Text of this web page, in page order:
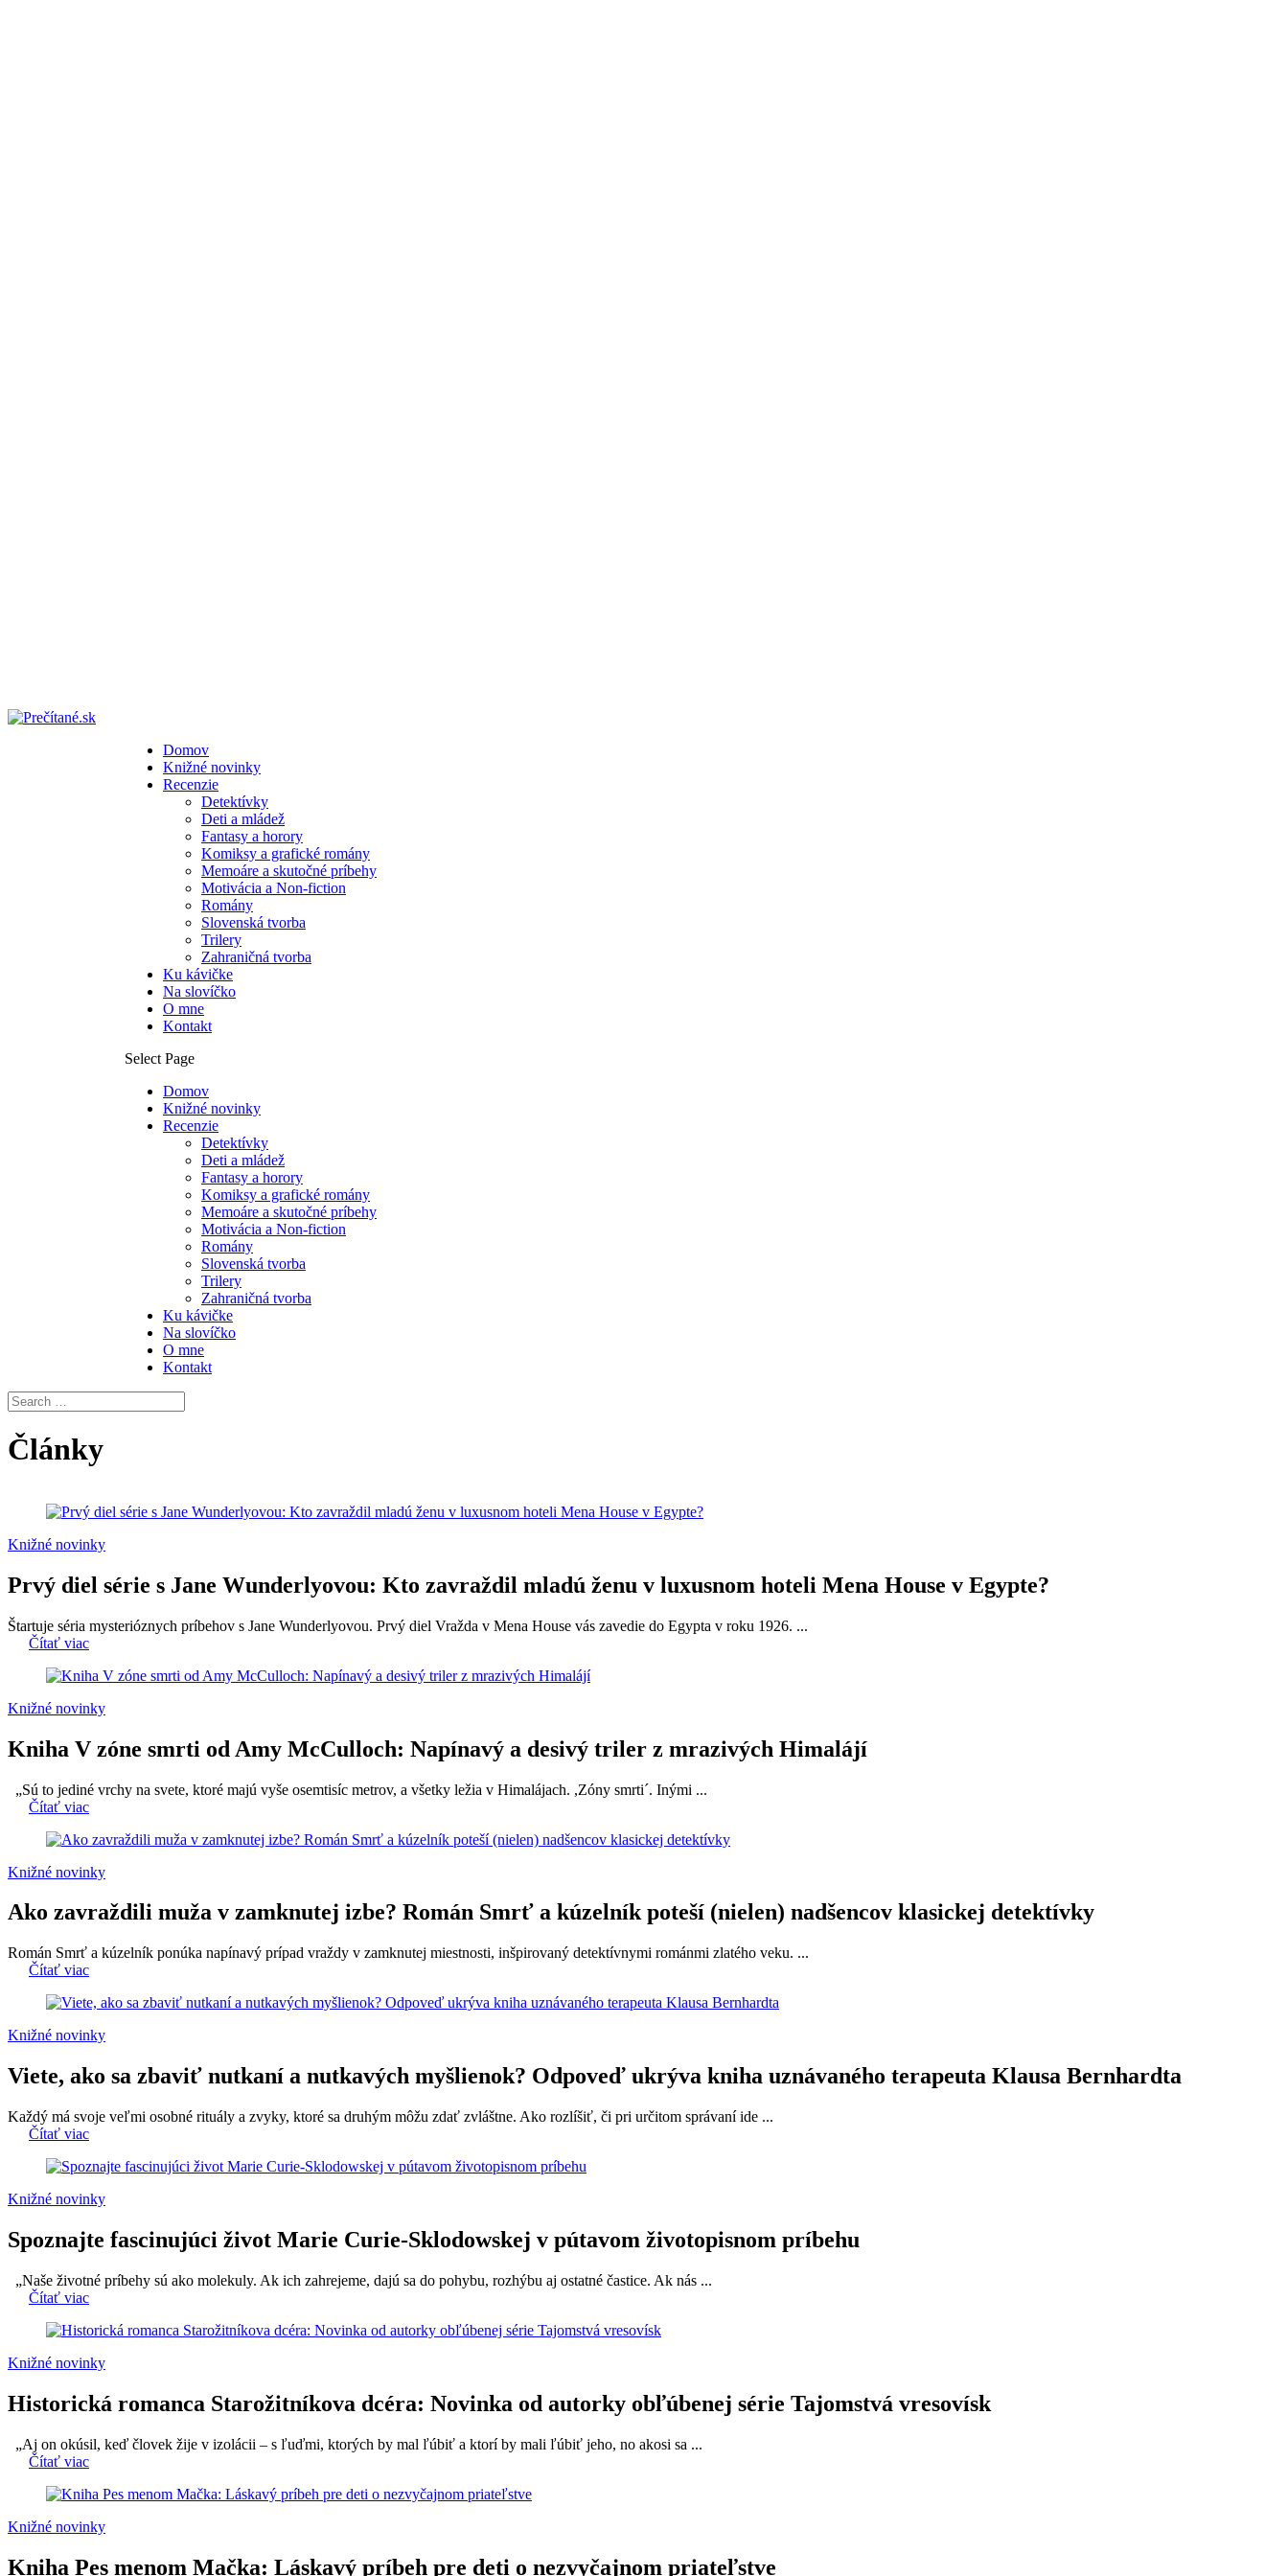
Domov
Knižné novinky
Recenzie
Detektívky
Deti a mládež
Fantasy a horory
Komiksy a grafické romány
Memoáre a skutočné príbehy
Motivácia a Non-fiction
Romány
Slovenská tvorba
Trilery
Zahraničná tvorba
Ku kávičke
Na slovíčko
O mne
Kontakt
Select Page
Domov
Knižné novinky
Recenzie
Detektívky
Deti a mládež
Fantasy a horory
Komiksy a grafické romány
Memoáre a skutočné príbehy
Motivácia a Non-fiction
Romány
Slovenská tvorba
Trilery
Zahraničná tvorba
Ku kávičke
Na slovíčko
O mne
Kontakt
Články
Knižné novinky
Prvý diel série s Jane Wunderlyovou: Kto zavraždil mladú ženu v luxusnom hoteli Mena House v Egypte?
Štartuje séria mysterióznych príbehov s Jane Wunderlyovou. Prvý diel Vražda v Mena House vás zavedie do Egypta v roku 1926. ...
Čítať viac
Knižné novinky
Kniha V zóne smrti od Amy McCulloch: Napínavý a desivý triler z mrazivých Himalájí
„Sú to jediné vrchy na svete, ktoré majú vyše osemtisíc metrov, a všetky ležia v Himalájach. ,Zóny smrti´. Inými ...
Čítať viac
Knižné novinky
Ako zavraždili muža v zamknutej izbe? Román Smrť a kúzelník poteší (nielen) nadšencov klasickej detektívky
Román Smrť a kúzelník ponúka napínavý prípad vraždy v zamknutej miestnosti, inšpirovaný detektívnymi románmi zlatého veku. ...
Čítať viac
Knižné novinky
Viete, ako sa zbaviť nutkaní a nutkavých myšlienok? Odpoveď ukrýva kniha uznávaného terapeuta Klausa Bernhardta
Každý má svoje veľmi osobné rituály a zvyky, ktoré sa druhým môžu zdať zvláštne. Ako rozlíšiť, či pri určitom správaní ide ...
Čítať viac
Knižné novinky
Spoznajte fascinujúci život Marie Curie-Sklodowskej v pútavom životopisnom príbehu
„Naše životné príbehy sú ako molekuly. Ak ich zahrejeme, dajú sa do pohybu, rozhýbu aj ostatné častice. Ak nás ...
Čítať viac
Knižné novinky
Historická romanca Starožitníkova dcéra: Novinka od autorky obľúbenej série Tajomstvá vresovísk
„Aj on okúsil, keď človek žije v izolácii – s ľuďmi, ktorých by mal ľúbiť a ktorí by mali ľúbiť jeho, no akosi sa ...
Čítať viac
Knižné novinky
Kniha Pes menom Mačka: Láskavý príbeh pre deti o nezvyčajnom priateľstve